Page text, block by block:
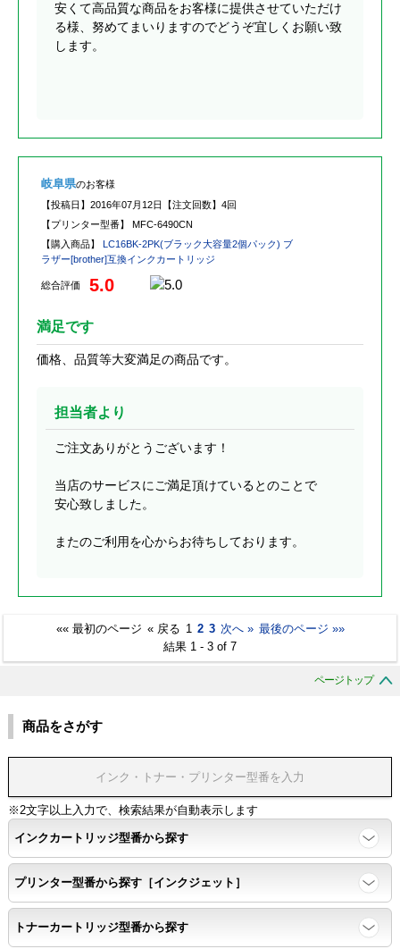
安くて高品質な商品をお客様に提供させていただけ
る様、努めてまいりますのでどうぞ宜しくお願い致
します。
岐阜県のお客様
【投稿日】 2016年07月12日 【注文回数】 4回
【プリンター型番】 MFC-6490CN
【購入商品】 LC16BK-2PK(ブラック大容量2個パック) ブ
ラザー[brother]互換インクカートリッジ
総合評価 5.0
満足です
価格、品質等大変満足の商品です。
担当者より
ご注文ありがとうございます！
当店のサービスにご満足頂けているとのことで
安心致しました。
またのご利用を心からお待ちしております。
«« 最初のページ « 戻る 1 2 3 次へ » 最後のページ »»
結果 1 - 3 of 7
ページトップ
商品をさがす
※2文字以上入力で、検索結果が自動表示します
インクカートリッジ型番から探す
プリンター型番から探す［インクジェット］
トナーカートリッジ型番から探す